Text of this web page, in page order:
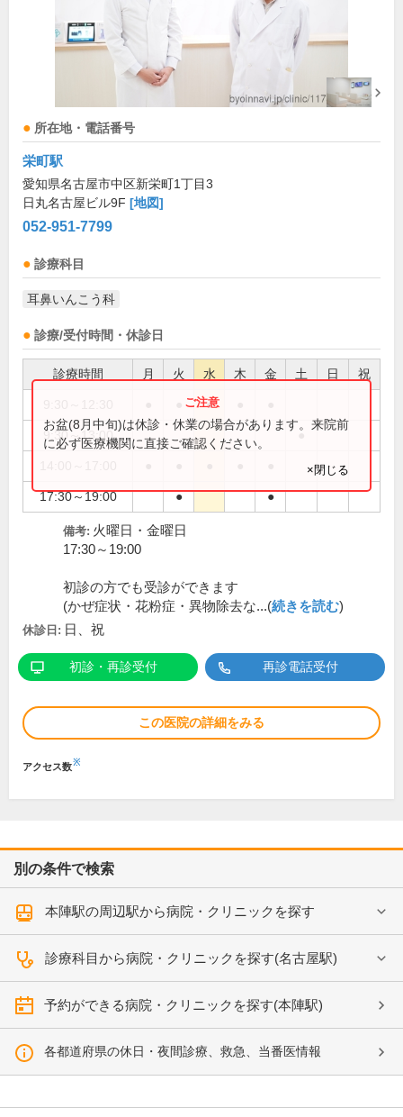
所在地・電話番号
栄町駅
愛知県名古屋市中区新栄町1丁目3
日丸名古屋ビル9F [地図]
052-951-7799
診療科目
耳鼻いんこう科
診療/受付時間・休診日
診療時間 月 火 水 木 金 土 日 祝
●
9:30～13:00 ●
17:30～19:00 ● ●
お盆(8月中旬)は休診・休業の場合があります。来院前
に必ず医療機関に直接ご確認ください。
×閉じる
備考: 火曜日・金曜日
17:30～19:00
初診の方でも受診ができます
(かぜ症状・花粉症・異物除去な...(続きを読む)
休診日: 日、祝
初診・再診受付 再診電話受付
この医院の詳細をみる
アクセス数※
別の条件で検索
本陣駅の周辺駅から病院・クリニックを探す
診療科目から病院・クリニックを探す(名古屋駅)
予約ができる病院・クリニックを探す(本陣駅)
各都道府県の休日・夜間診療、救急、当番医情報